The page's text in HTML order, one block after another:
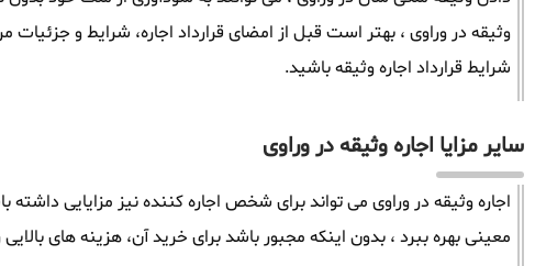
وثیقه در وراوی ، بهتر است قبل از امضای قرارداد اجاره، شرایط و جزئیات
شرایط قرارداد اجاره وثیقه باشید.
سایر مزایا اجاره وثیقه در وراوی
اجاره وثیقه در وراوی می تواند برای شخص اجاره کننده نیز مزایایی
معینی بهره ببرد ، بدون اینکه مجبور باشد برای خرید آن، هزینه های